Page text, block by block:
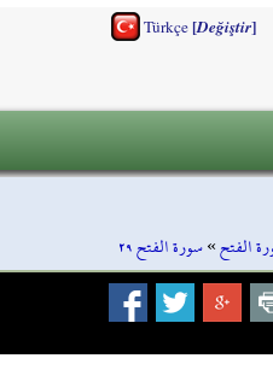
Türkçe[Değiştir]
الفتح»سورة الفتح ٢٩